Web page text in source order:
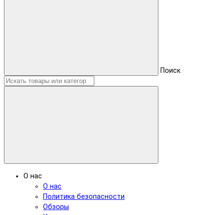
Поиск
О нас
О нас
Политика безопасности
Обзоры